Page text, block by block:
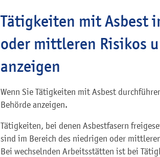
Tätigkeiten mit Asbest
oder mittleren Risikos
anzeigen
Wenn Sie Tätigkeiten mit Asbest
Behörde anzeigen.
Tätigkeiten, bei denen Asbestfasern
sind im Bereich des niedrigen oder
Bei wechselnden Arbeitsstätten ist bei